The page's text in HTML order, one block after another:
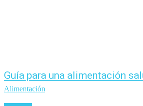
Guía para una alimentación
Alimentación